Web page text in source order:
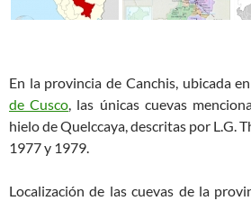
En la provincia de Canchis, ubicada
de Cusco, las únicas cuevas
hielo de Quelccaya, descritas por L.G.
1977 y 1979.
Localización de las cuevas de la